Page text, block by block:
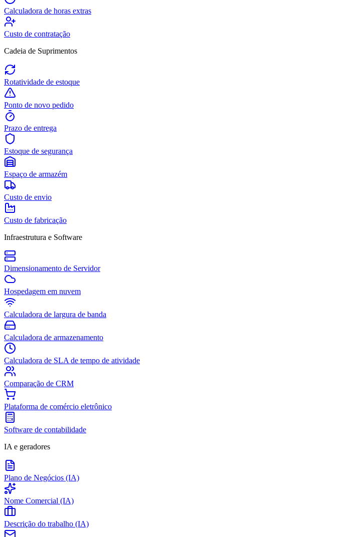
Calculadora de horas extras
Custo de contratação
Cadeia de Suprimentos
Rotatividade de estoque
Ponto de novo pedido
Prazo de entrega
Estoque de segurança
Espaço de armazém
Custo de envio
Custo de fabricação
Infraestrutura e Software
Dimensionamento de Servidor
Hospedagem em nuvem
Calculadora de largura de banda
Calculadora de armazenamento
Calculadora de SLA de tempo de atividade
Comparação de CRM
Plataforma de comércio eletrônico
Software de contabilidade
IA e geradores
Plano de Negócios (IA)
Nome Comercial (IA)
Descrição do trabalho (IA)